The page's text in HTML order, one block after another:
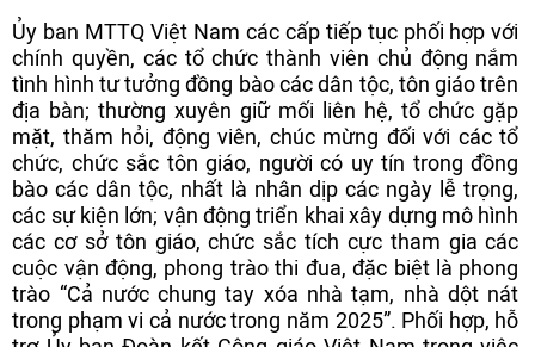
Ủy ban MTTQ Việt Nam các cấp tiếp tục phối hợp với
chính quyền, các tổ chức thành viên chủ động nắm
tình hình tư tưởng đồng bào các dân tộc, tôn giáo trên
địa bàn; thường xuyên giữ mối liên hệ, tổ chức gặp
mặt, thăm hỏi, động viên, chúc mừng đối với các tổ
chức, chức sắc tôn giáo, người có uy tín trong đồng
bào các dân tộc, nhất là nhân dịp các ngày lễ trọng,
các sự kiện lớn; vận động triển khai xây dựng mô hình
các cơ sở tôn giáo, chức sắc tích cực tham gia các
cuộc vận động, phong trào thi đua, đặc biệt là phong
trào “Cả nước chung tay xóa nhà tạm, nhà dột nát
trong phạm vi cả nước trong năm 2025”. Phối hợp, hỗ